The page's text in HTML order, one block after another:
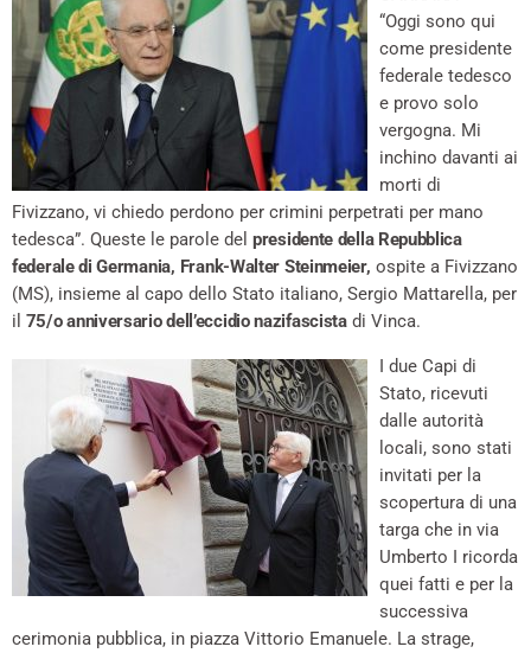
“Oggi sono qui
come presidente
federale tedesco
e provo solo
vergogna. Mi
inchino davanti ai
morti di
Fivizzano, vi chiedo perdono per crimini perpetrati per mano
tedesca”. Queste le parole del presidente della Repubblica
federale di Germania, Frank-Walter Steinmeier, ospite a Fivizzano
(MS), insieme al capo dello Stato italiano, Sergio Mattarella, per
il 75/o anniversario dell’eccidio nazifascistadi Vinca.
I due Capi di
Stato, ricevuti
dalle autorità
locali, sono stati
invitati per la
scopertura di una
targa che in via
Umberto I ricorda
quei fatti e per la
successiva
cerimonia pubblica, in piazza Vittorio Emanuele. La strage,